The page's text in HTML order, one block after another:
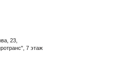
23,
7 этаж